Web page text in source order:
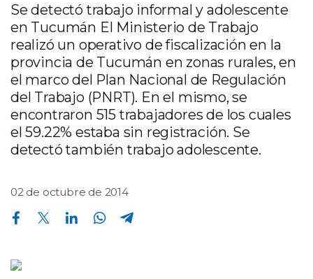
Se detectó trabajo informal y adolescente
en Tucumán El Ministerio de Trabajo
realizó un operativo de fiscalización en la
provincia de Tucumán en zonas rurales, en
el marco del Plan Nacional de Regulación
del Trabajo (PNRT). En el mismo, se
encontraron 515 trabajadores de los cuales
el 59.22% estaba sin registración. Se
detectó también trabajo adolescente.
02 de octubre de 2014
Compartir en Facebook Compartir en Twitter Compartir en Linkedin Compartir en Whatsapp